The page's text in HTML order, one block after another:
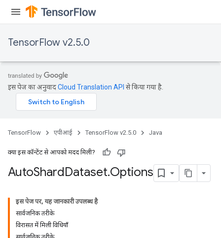
TensorFlow v2.5.0
इस पेज का अनुवादCloud Translation API से किया गया है.
TensorFlow एपीआई TensorFlow v2.5.0 Java
क्या इस कॉन्टेंट से आपको मदद मिली?
AutoShardDataset.Options
इस पेज पर, यह जानकारी उपलब्ध है
सार्वजनिक तरीके
विरासत में मिली विधियाँ